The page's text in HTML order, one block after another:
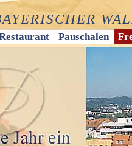
Pauschalen